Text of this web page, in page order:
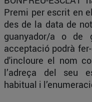
Premi per escrit en
des de la data de
guanyador/a o de
acceptació podrà
d'incloure el nom
l’adreça del seu
habitual i